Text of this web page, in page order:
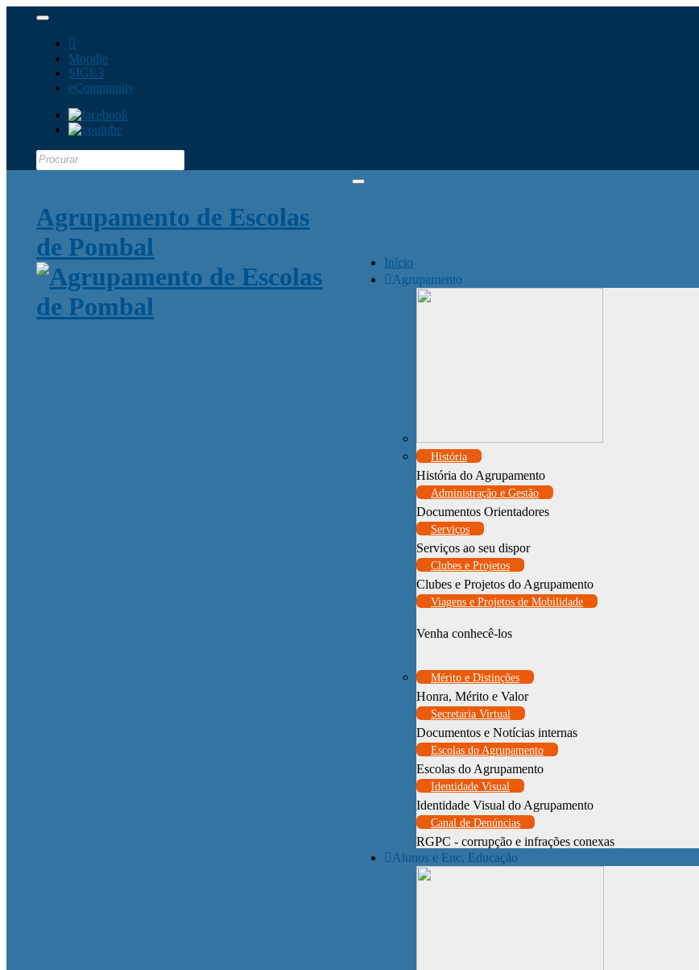
Moodle
SIGE3
eCommunity
Search
for:
Agrupamento de Escolas
de Pombal
Início
Agrupamento
História
História do Agrupamento
Administração e Gestão
Documentos Orientadores
Serviços
Serviços ao seu dispor
Clubes e Projetos
Clubes e Projetos do Agrupamento
Viagens e Projetos de Mobilidade
Venha conhecê-los
Mérito e Distinções
Honra, Mérito e Valor
Secretaria Virtual
Documentos e Notícias internas
Escolas do Agrupamento
Escolas do Agrupamento
Identidade Visual
Identidade Visual do Agrupamento
Canal de Denúncias
RGPC - corrupção e infrações conexas
Alunos e Enc. Educação